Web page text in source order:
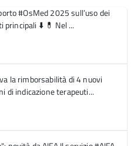
#OsMed 2025 sull’uso dei
⬇️ 💊 Nel ...
la rimborsabilità di 4 nuovi
di indicazione terapeuti...